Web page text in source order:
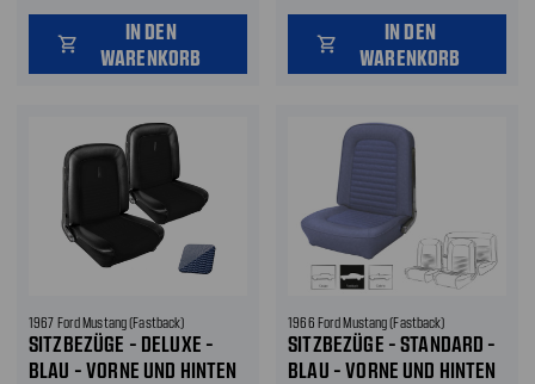
shopping_cart
IN DEN
WARENKORB
shopping_cart
IN DEN
WARENKORB
1967 Ford Mustang (Fastback)
SITZBEZÜGE - DELUXE -
BLAU - VORNE UND HINTEN
1966 Ford Mustang (Fastback)
SITZBEZÜGE - STANDARD -
BLAU - VORNE UND HINTEN